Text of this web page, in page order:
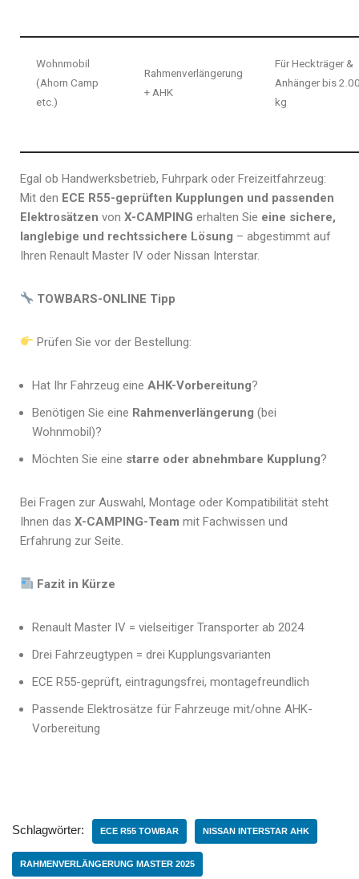
Wohnmobil
(Ahorn Camp
etc.)
Rahmenverlängerung
+ AHK
Für Heckträger &
Anhänger bis
kg
Egal ob Handwerksbetrieb, Fuhrpark oder Freizeitfahrzeug:
Mit den ECE R55-geprüften Kupplungen und passenden
Elektrosätzen von X-CAMPING erhalten Sie eine sichere,
langlebige und rechtssichere Lösung – abgestimmt auf
Ihren Renault Master IV oder Nissan Interstar.
TOWBARS-ONLINE Tipp
Prüfen Sie vor der Bestellung:
Hat Ihr Fahrzeug eine AHK-Vorbereitung?
Benötigen Sie eine Rahmenverlängerung (bei
Wohnmobil)?
Möchten Sie eine starre oder abnehmbare Kupplung?
Bei Fragen zur Auswahl, Montage oder Kompatibilität steht
Ihnen das X-CAMPING-Team mit Fachwissen und
Erfahrung zur Seite.
Fazit in Kürze
Renault Master IV = vielseitiger Transporter ab 2024
Drei Fahrzeugtypen = drei Kupplungsvarianten
ECE R55-geprüft, eintragungsfrei, montagefreundlich
Passende Elektrosätze für Fahrzeuge mit/ohne AHK-
Vorbereitung
Schlagwörter: ECE R55 TOWBAR NISSAN INTERSTAR AHK
RAHMENVERLÄNGERUNG MASTER 2025